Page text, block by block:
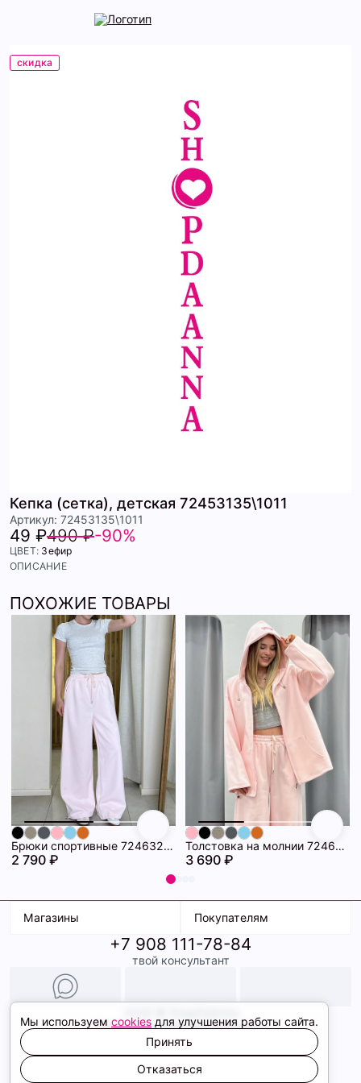
скидка
Кепка (сетка), детская 72453135\1011
Артикул: 72453135\1011
49 ₽490 ₽-90%
ЦВЕТ: Зефир
ОПИСАНИЕ
ПОХОЖИЕ ТОВАРЫ
Брюки спортивные 72463281\445
2 790 ₽
Толстовка на молнии 72463280\445
3 690 ₽
Магазины
ТК Терминал
ТРК Континент
Покупателям
Доставка
Условия оплаты
Образы
+7 908 111-78-84
твой консультант
Политика конфиденциальности
Соглашение cookie
Сайт создали
Мы используем cookies для улучшения работы сайта.
Принять
Отказаться